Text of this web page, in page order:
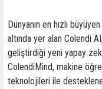
Dünyanın en hızlı
altında yer alan Colendi
geliştirdiği yeni yapay
ColendiMind, makine
teknolojileri ile